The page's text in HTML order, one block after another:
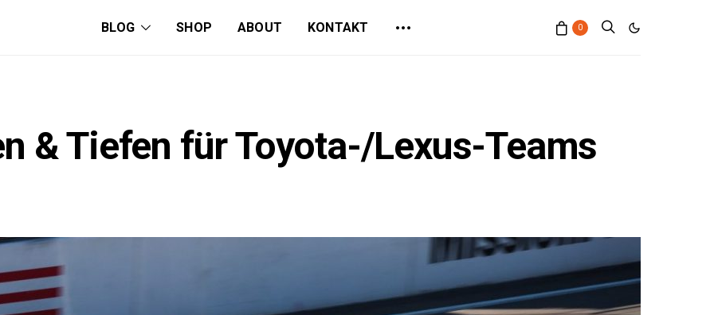
BLOG SHOP ABOUT KONTAKT 0
& Tiefen für Toyota-/Lexus-Teams